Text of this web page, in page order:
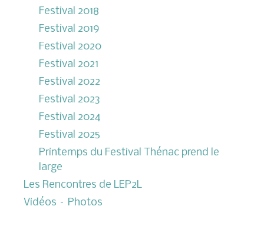
Festival 2018
Festival 2019
Festival 2020
Festival 2021
Festival 2022
Festival 2023
Festival 2024
Festival 2025
Printemps du Festival Thénac prend le
large
Les Rencontres de LEP2L
Vidéos – Photos